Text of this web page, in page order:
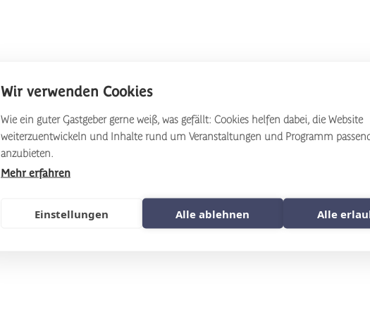
Wir verwenden Cookies
Wie ein guter Gastgeber gerne weiß, was gefällt: Cookies helfen dabei, die Website
weiterzuentwickeln und Inhalte rund um Veranstaltungen und Programm
anzubieten.
Mehr erfahren
Einstellungen Alle ablehnen Alle